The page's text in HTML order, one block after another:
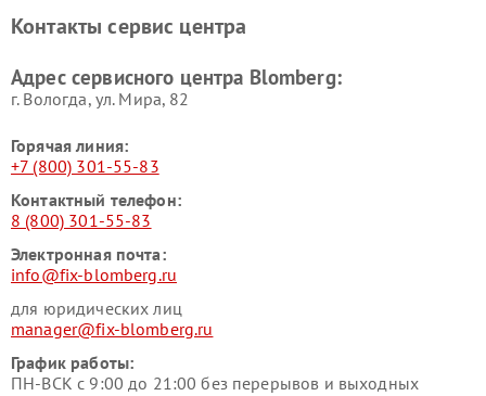
Контакты сервис центра
Адрес сервисного центра Blomberg:
г. Вологда, ул. Мира, 82
Горячая линия:
+7 (800) 301-55-83
Контактный телефон:
8 (800) 301-55-83
Электронная почта:
info@fix-blomberg.ru
для юридических лиц
manager@fix-blomberg.ru
График работы:
ПН-ВСК с 9:00 до 21:00 без перерывов и выходных